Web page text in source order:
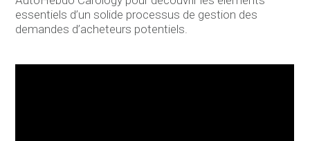
essentiels d’un solide processus de gestion des
demandes d’acheteurs potentiels.